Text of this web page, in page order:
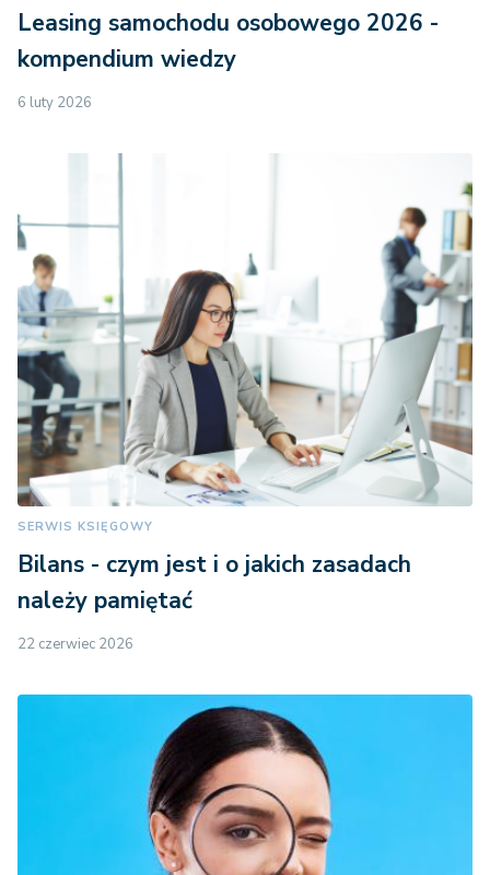
Leasing samochodu osobowego 2026 -
kompendium wiedzy
6 luty 2026
SERWIS KSIĘGOWY
Bilans - czym jest i o jakich zasadach
należy pamiętać
22 czerwiec 2026